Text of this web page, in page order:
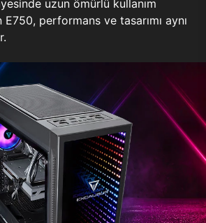
uzun ömürlü kullanım
performans ve tasarımı aynı